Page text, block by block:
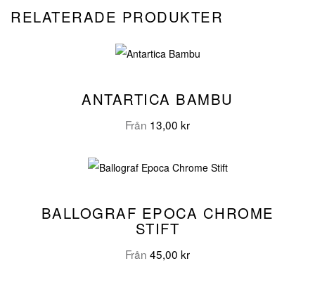
RELATERADE PRODUKTER
ANTARTICA BAMBU
Från 13,00 kr
BALLOGRAF EPOCA CHROME
STIFT
Från 45,00 kr